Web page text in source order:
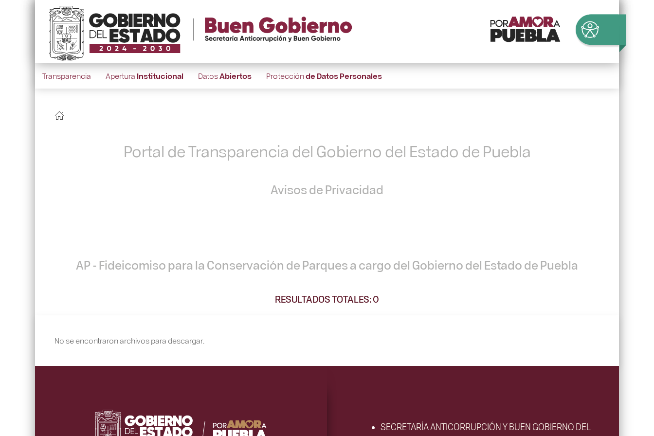
Transparencia Apertura Institucional DatosAbiertos Protecciónde Datos Personales
Portal de Transparencia del Gobierno del Estado de Puebla
Avisos de Privacidad
AP - Fideicomiso para la Conservación de Parques a cargo del Gobierno del Estado de Puebla
RESULTADOS TOTALES: 0
No se encontraron archivos para descargar.
SECRETARÍA ANTICORRUPCIÓN Y BUEN GOBIERNO DEL